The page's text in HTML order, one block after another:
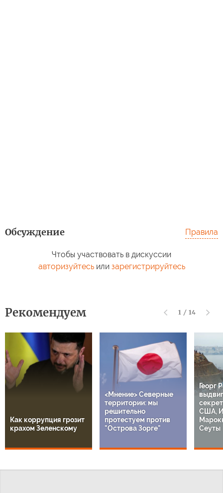
Обсуждение Правила
Чтобы участвовать в дискуссии
авторизуйтесьили зарегистрируйтесь
Рекомендуем 1 / 14
Как коррупция грозит
крахом Зеленскому
<Мнение> Северные
территории: мы
решительно
протестуем против
"Острова Зорге"
Георг
США,
Сеуты